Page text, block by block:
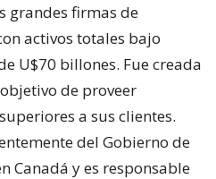
grandes firmas de
activos totales bajo
U$70 billones. Fue creada
de proveer
a sus clientes.
del Gobierno de
Canadá y es responsable